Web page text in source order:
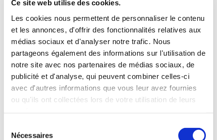
Ce site web utilise des cookies.
Les cookies nous permettent de personnaliser le contenu
et les annonces, d'offrir des fonctionnalités relatives aux
médias sociaux et d'analyser notre trafic. Nous
partageons également des informations sur l'utilisation de
notre site avec nos partenaires de médias sociaux, de
publicité et d'analyse, qui peuvent combiner celles-ci
avec d'autres informations que vous leur avez fournies
ou qu'ils ont collectées lors de votre utilisation de leurs
Nécessaires